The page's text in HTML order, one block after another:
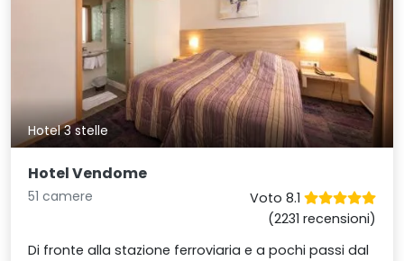
Hotel 3 stelle
Hotel Vendome
51 camere
Voto 8.1
(2231 recensioni)
Di fronte alla stazione ferroviaria e a pochi passi dal